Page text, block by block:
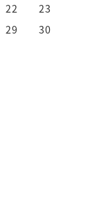
22
23
29
30